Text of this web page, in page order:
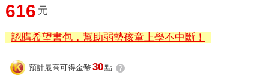
616 元
認購希望書包，幫助弱勢孩童上學不中斷！
預計最高可得金幣 30點 ?